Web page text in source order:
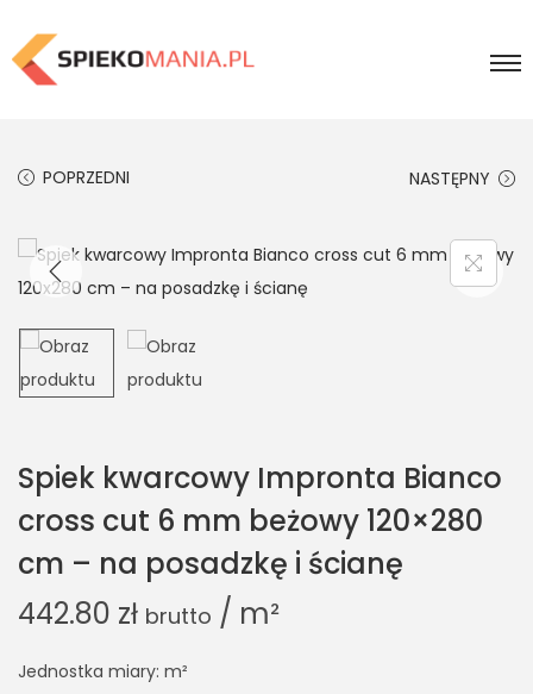
POPRZEDNI NASTĘPNY
Spiek kwarcowy Impronta Bianco
cross cut 6 mm beżowy 120×280
cm – na posadzkę i ścianę
442.80 zł brutto / m²
Jednostka miary: m²